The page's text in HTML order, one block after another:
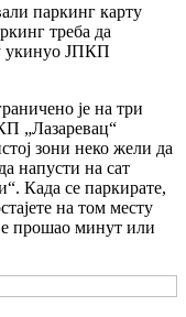
паркинг карту
треба да
укинуо ЈПКП
је на три
„Лазаревац“
зони неко жели да
напусти на сат
Када се паркирате,
на том месту
прошао минут или